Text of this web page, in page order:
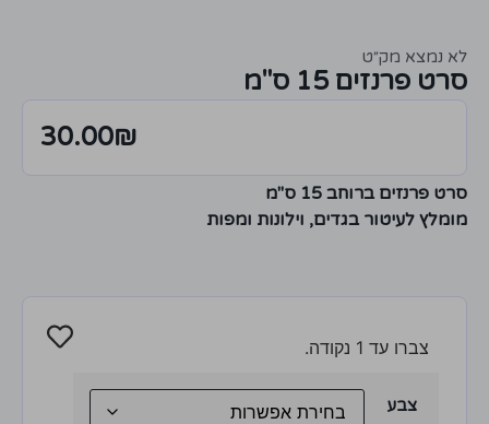
לא נמצא מק״ט
סרט פרנזים 15 ס"מ
30.00₪
סרט פרנזים ברוחב 15 ס"מ
מומלץ לעיטור בגדים, וילונות ומפות
צברו עד 1 נקודה.
צבע